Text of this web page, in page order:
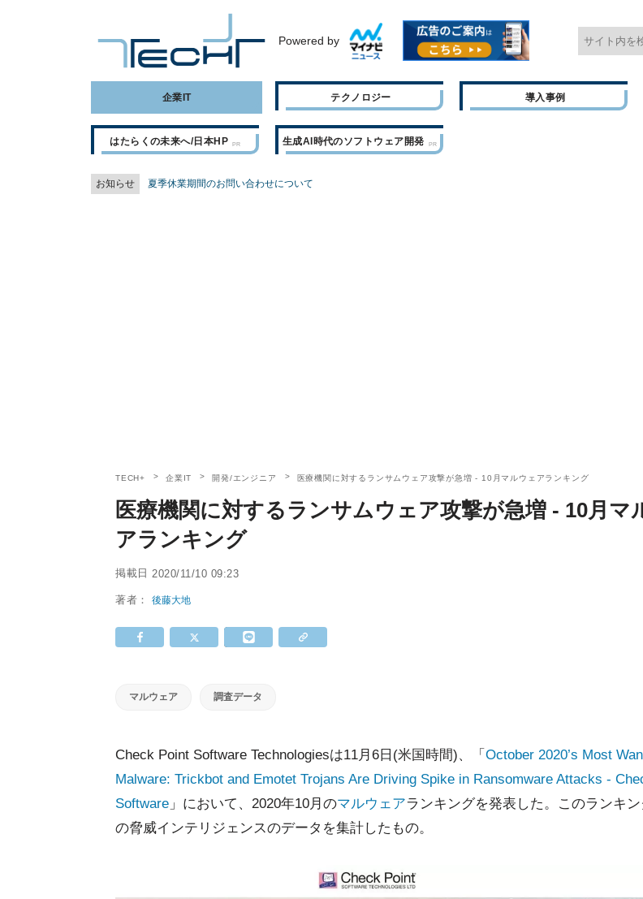
Powered by
企業IT テクノロジー 導入事例
はたらくの未来へ/日本HP 生成AI時代のソフトウェア開発
お知らせ 夏季休業期間のお問い合わせについて
TECH+ 企業IT 開発/エンジニア 医療機関に対するランサムウェア攻撃が急増 - 10月マルウェアランキング
医療機関に対するランサムウェア攻撃が急増 - 10月マ
アランキング
掲載日 2020/11/10 09:23
著者：後藤大地
マルウェア 調査データ
Check Point Software Technologiesは11月6日(米国時間)、「 October 2020’s Most
Malware: Trickbot and Emotet Trojans Are Driving Spike in Ransomware Attacks -
Software 」において、2020年10月のマルウェアランキングを発表した。このランキ
の脅威インテリジェンスのデータを集計したもの。